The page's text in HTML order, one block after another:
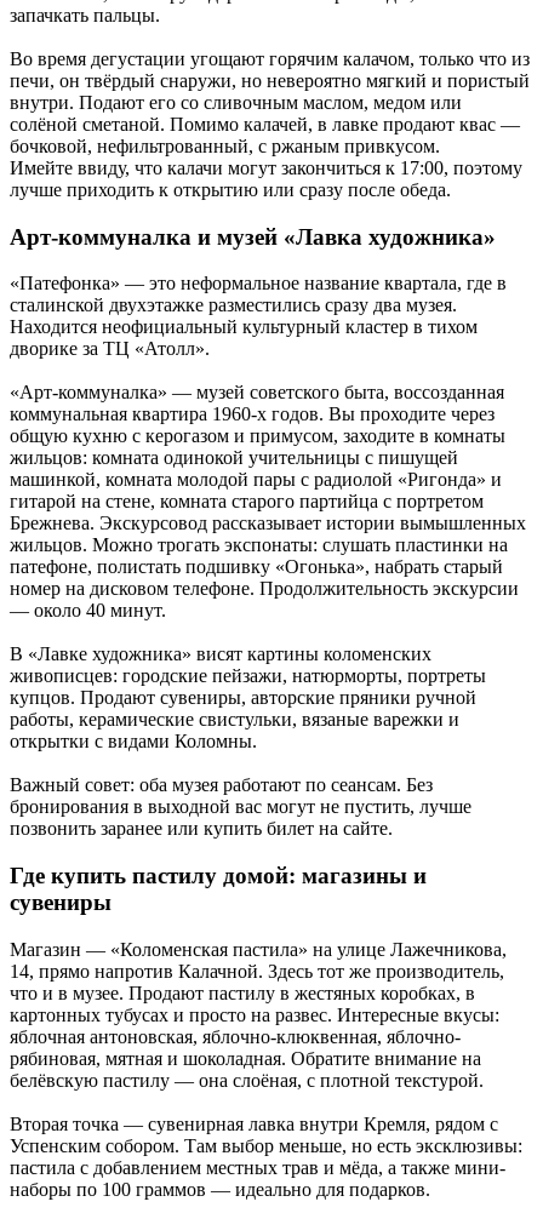
запачкать пальцы.
Во время дегустации угощают горячим калачом, только что из
печи, он твёрдый снаружи, но невероятно мягкий и пористый
внутри. Подают его со сливочным маслом, медом или
солёной сметаной. Помимо калачей, в лавке продают квас —
бочковой, нефильтрованный, с ржаным привкусом.
Имейте ввиду, что калачи могут закончиться к 17:00, поэтому
лучше приходить к открытию или сразу после обеда.
Арт-коммуналка и музей «Лавка художника»
«Патефонка» — это неформальное название квартала, где в
сталинской двухэтажке разместились сразу два музея.
Находится неофициальный культурный кластер в тихом
дворике за ТЦ «Атолл».
«Арт-коммуналка» — музей советского быта, воссозданная
коммунальная квартира 1960-х годов. Вы проходите через
общую кухню с керогазом и примусом, заходите в комнаты
жильцов: комната одинокой учительницы с пишущей
машинкой, комната молодой пары с радиолой «Ригонда» и
гитарой на стене, комната старого партийца с портретом
Брежнева. Экскурсовод рассказывает истории вымышленных
жильцов. Можно трогать экспонаты: слушать пластинки на
патефоне, полистать подшивку «Огонька», набрать старый
номер на дисковом телефоне. Продолжительность экскурсии
— около 40 минут.
В «Лавке художника» висят картины коломенских
живописцев: городские пейзажи, натюрморты, портреты
купцов. Продают сувениры, авторские пряники ручной
работы, керамические свистульки, вязаные варежки и
открытки с видами Коломны.
Важный совет: оба музея работают по сеансам. Без
бронирования в выходной вас могут не пустить, лучше
позвонить заранее или купить билет на сайте.
Где купить пастилу домой: магазины и
сувениры
Магазин — «Коломенская пастила» на улице Лажечникова,
14, прямо напротив Калачной. Здесь тот же производитель,
что и в музее. Продают пастилу в жестяных коробках, в
картонных тубусах и просто на развес. Интересные вкусы:
яблочная антоновская, яблочно-клюквенная, яблочно-
рябиновая, мятная и шоколадная. Обратите внимание на
белёвскую пастилу — она слоёная, с плотной текстурой.
Вторая точка — сувенирная лавка внутри Кремля, рядом с
Успенским собором. Там выбор меньше, но есть эксклюзивы:
пастила с добавлением местных трав и мёда, а также мини-
наборы по 100 граммов — идеально для подарков.